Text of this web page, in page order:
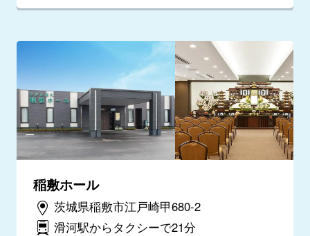
稲敷ホール
茨城県稲敷市江戸崎甲680-2
滑河駅からタクシーで21分